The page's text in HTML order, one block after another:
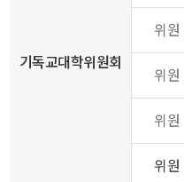
기독교대학위원회
위원
위원
위원
위원